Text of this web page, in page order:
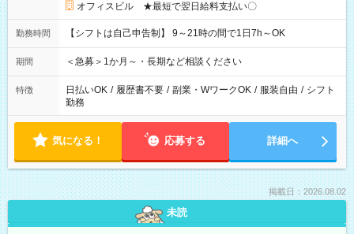
オフィスビル ★最短で翌日給料支払い〇
勤務時間 【シフトは自己申告制】 9～21時の間で1日7h～OK
期間 ＜急募＞1か月～・長期など相談ください
特徴 日払いOK / 履歴書不要 / 副業・WワークOK / 服装自由 / シフト
勤務
気になる！ 応募する 詳細へ
掲載日：2026.08.02
未読